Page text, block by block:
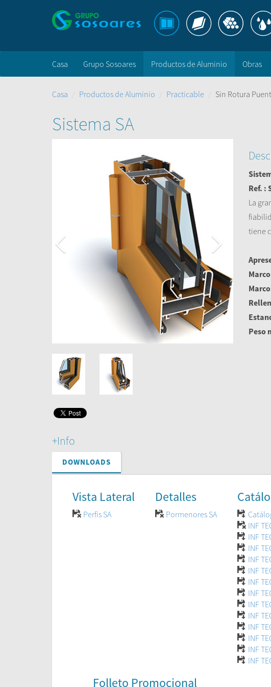
Casa Grupo Sosoares Productos de Aluminio Obras
Casa Productos de Aluminio Practicable Sin Rotura
Sistema SA
Ref. :
La
tiene
Peso
+Info
DOWNLOADS
Vista Lateral
Perfis SA
Detalles
Pormenores SA
INF
INF
INF
INF
INF
INF
INF
INF
INF
INF
INF
INF
INF
Folleto Promocional